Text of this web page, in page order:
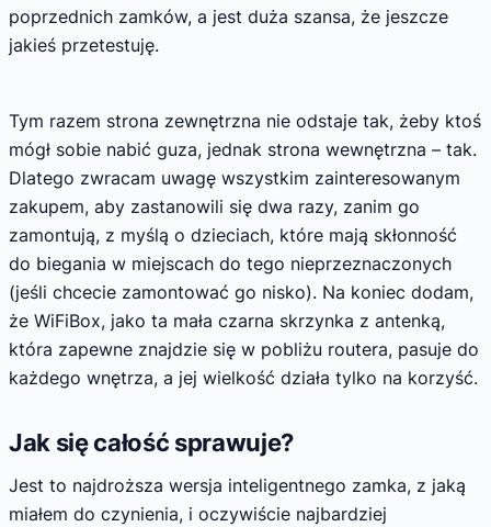
poprzednich zamków, a jest duża szansa, że jeszcze
jakieś przetestuję.
Tym razem strona zewnętrzna nie odstaje tak, żeby ktoś
mógł sobie nabić guza, jednak strona wewnętrzna – tak.
Dlatego zwracam uwagę wszystkim zainteresowanym
zakupem, aby zastanowili się dwa razy, zanim go
zamontują, z myślą o dzieciach, które mają skłonność
do biegania w miejscach do tego nieprzeznaczonych
(jeśli chcecie zamontować go nisko). Na koniec dodam,
że WiFiBox, jako ta mała czarna skrzynka z antenką,
która zapewne znajdzie się w pobliżu routera, pasuje do
każdego wnętrza, a jej wielkość działa tylko na korzyść.
Jak się całość sprawuje?
Jest to najdroższa wersja inteligentnego zamka, z jaką
miałem do czynienia, i oczywiście najbardziej